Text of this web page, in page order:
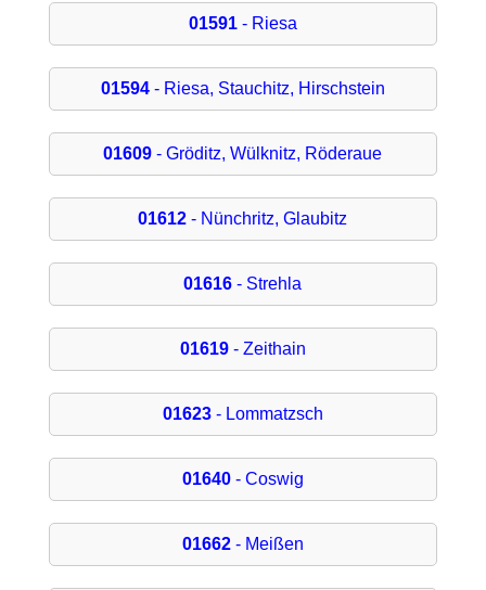
01591- Riesa
01594- Riesa, Stauchitz, Hirschstein
01609 - Gröditz, Wülknitz, Röderaue
01612 - Nünchritz, Glaubitz
01616 - Strehla
01619- Zeithain
01623- Lommatzsch
01640- Coswig
01662- Meißen